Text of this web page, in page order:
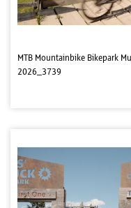
MTB Mountainbike Bikepark
2026_3739